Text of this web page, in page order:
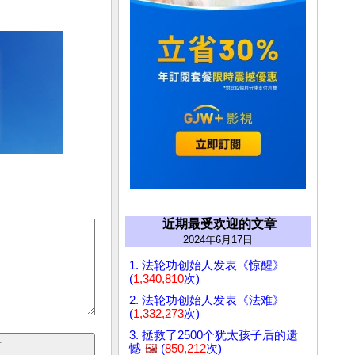
近期最受欢迎的文章
2024年6月17日
1. 法轮功创始人发表《惊醒》
(1,340,810次)
2. 法轮功创始人发表《法难》
(1,332,273次)
3. 拯救了2500个犹太孩子后的遗
憾 🖼️ (850,212次)